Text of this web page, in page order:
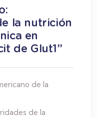
la nutrición
en
de Glut1”
de la
de la